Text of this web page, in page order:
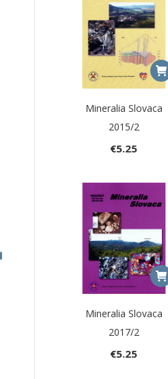
Mineralia Slovaca
2015/2
€5.25
Mineralia Slovaca
2017/2
€5.25